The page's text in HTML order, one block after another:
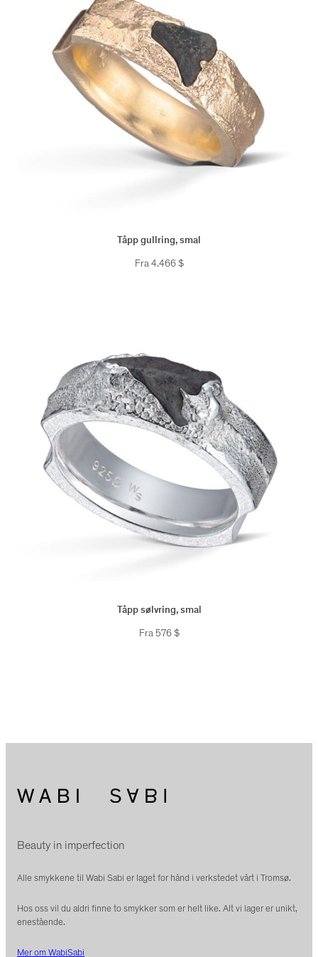
Tåpp gullring, smal
Fra4.466$
Tåpp sølvring, smal
Fra576$
Beauty in imperfection
Alle smykkene til Wabi Sabi er laget for hånd i verkstedet vårt i Tromsø.
Hos oss vil du aldri finne to smykker som er helt like. Alt vi lager er unikt,
enestående.
Mer om WabiSabi